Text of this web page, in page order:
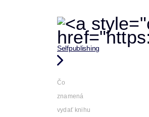
Selfpublishing
Čo
znamená
vydať knihu